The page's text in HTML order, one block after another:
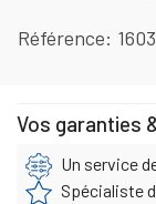
Référence
Vos garanties
Un service
Spécialiste